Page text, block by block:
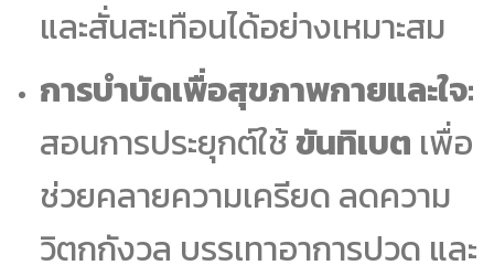
และสั่นสะเทือนได้อย่างเหมาะสม
การบำบัดเพื่อสุขภาพกายและใจ:
สอนการประยุกต์ใช้ขันทิเบต เพื่อ
ช่วยคลายความเครียด ลดความ
วิตกกังวล บรรเทาอาการปวด และ